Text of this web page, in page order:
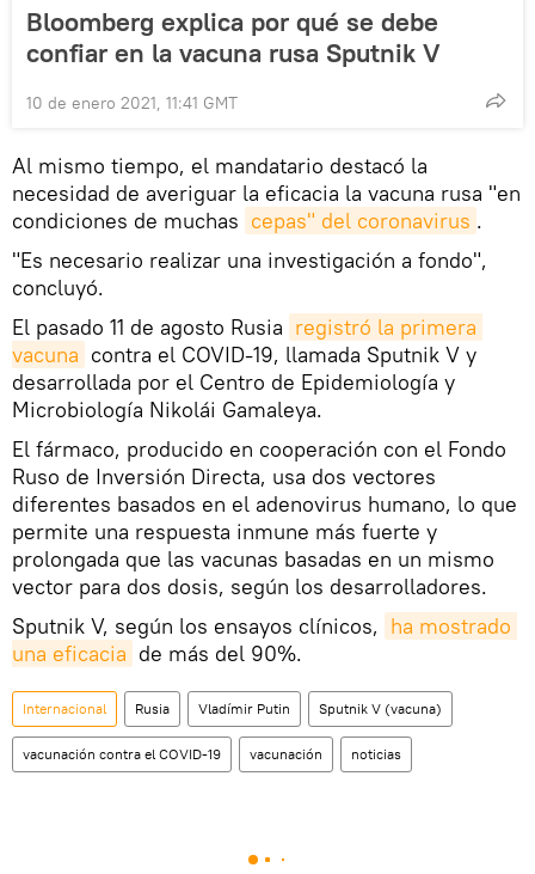
Bloomberg explica por qué se debe
confiar en la vacuna rusa Sputnik V
10 de enero 2021, 11:41 GMT
Al mismo tiempo, el mandatario destacó la
necesidad de averiguar la eficacia la vacuna rusa "en
condiciones de muchas cepas" del coronavirus .
"Es necesario realizar una investigación a fondo",
concluyó.
El pasado 11 de agosto Rusia registró la primera
vacuna contra el COVID-19, llamada Sputnik V y
desarrollada por el Centro de Epidemiología y
Microbiología Nikolái Gamaleya.
El fármaco, producido en cooperación con el Fondo
Ruso de Inversión Directa, usa dos vectores
diferentes basados en el adenovirus humano, lo que
permite una respuesta inmune más fuerte y
prolongada que las vacunas basadas en un mismo
vector para dos dosis, según los desarrolladores.
Sputnik V, según los ensayos clínicos, ha mostrado
una eficacia de más del 90%.
Internacional Rusia Vladímir Putin Sputnik V (vacuna)
vacunación contra el COVID-19 vacunación noticias